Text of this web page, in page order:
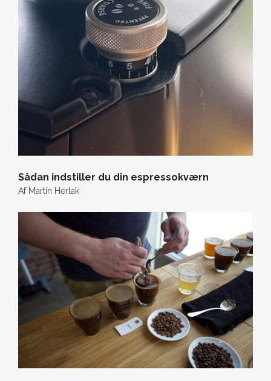
Sådan indstiller du din espressokværn
Af Martin Herlak